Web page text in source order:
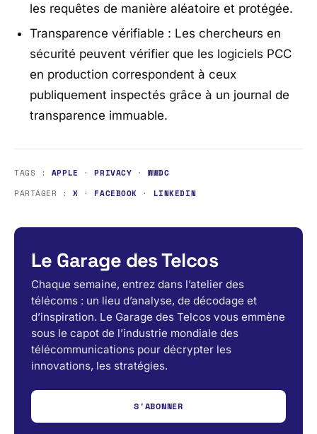
les requêtes de manière aléatoire et protégée.
Transparence vérifiable : Les chercheurs en
sécurité peuvent vérifier que les logiciels PCC
en production correspondent à ceux
publiquement inspectés grâce à un journal de
transparence immuable.
TAGS : APPLE ·PRIVACY ·WWDC
PARTAGER :X · FACEBOOK · LINKEDIN
Le Garage des Telcos
Chaque semaine, entrez dans l’atelier des
télécoms : un lieu d’analyse, de décodage et
d’inspiration. Le Garage des Telcos vous emmène
sous le capot de l’industrie mondiale des
télécommunications pour décrypter les
innovations, les stratégies.
S'ABONNER